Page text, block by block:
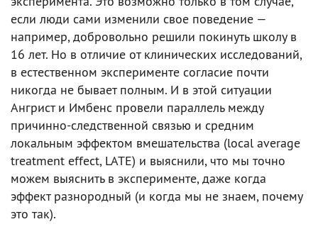
если люди сами изменили свое поведение —
например, добровольно решили покинуть школу в
16 лет. Но в отличие от клинических исследований,
в естественном эксперименте согласие почти
никогда не бывает полным. И в этой ситуации
Ангрист и Имбенс провели параллель между
причинно-следственной связью и средним
локальным эффектом вмешательства (local average
treatment effect, LATE) и выяснили, что мы точно
можем выяснить в эксперименте, даже когда
эффект разнородный (и когда мы не знаем, почему
это так).